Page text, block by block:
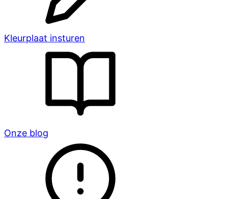
Kleurplaat insturen
Onze blog